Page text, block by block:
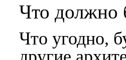
Что должно
Что угодно,